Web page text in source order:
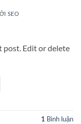
SEO
post. Edit or delete
1 Bình luận